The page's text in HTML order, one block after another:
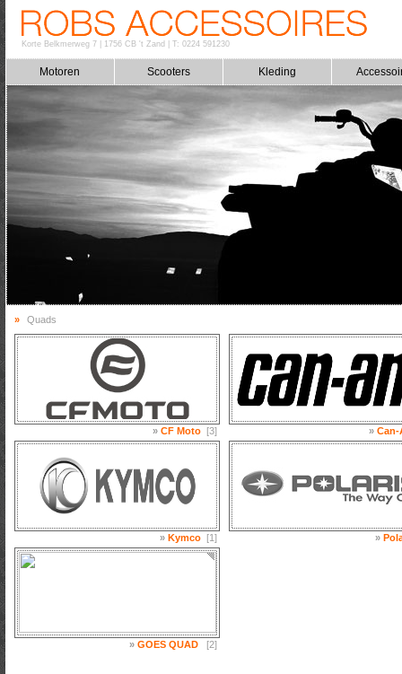
Korte Belkmerweg 7| 1756 CB 't Zand T: 0224 591230
Motoren Scooters Kleding
» Quads
»CF Moto[3] »Can-
»Kymco[1] »
»GOES QUAD [2]